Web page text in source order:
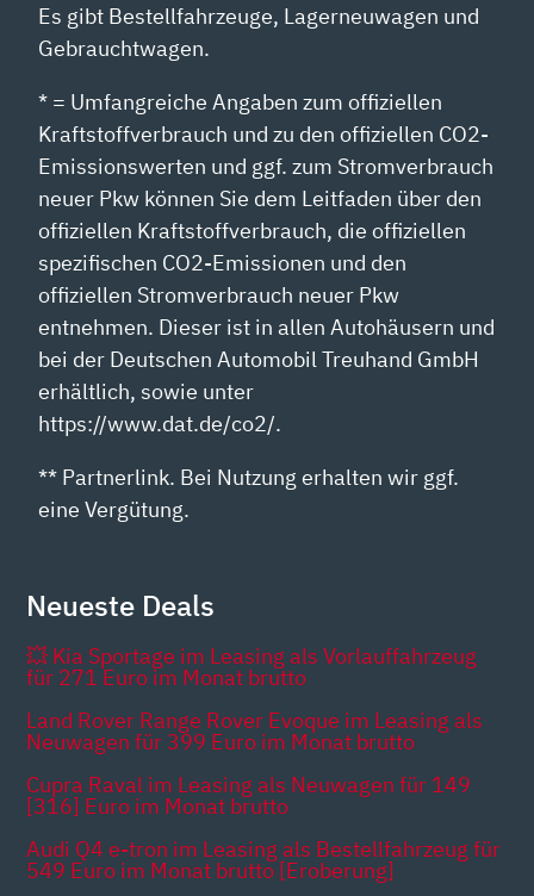
Es gibt Bestellfahrzeuge, Lagerneuwagen und
Gebrauchtwagen.
* = Umfangreiche Angaben zum offiziellen
Kraftstoffverbrauch und zu den offiziellen CO2-
Emissionswerten und ggf. zum Stromverbrauch
neuer Pkw können Sie dem Leitfaden über den
offiziellen Kraftstoffverbrauch, die offiziellen
spezifischen CO2-Emissionen und den
offiziellen Stromverbrauch neuer Pkw
entnehmen. Dieser ist in allen Autohäusern und
bei der Deutschen Automobil Treuhand GmbH
erhältlich, sowie unter
https://www.dat.de/co2/.
** Partnerlink. Bei Nutzung erhalten wir ggf.
eine Vergütung.
Neueste Deals
💥 Kia Sportage im Leasing als Vorlauffahrzeug
für 271 Euro im Monat brutto
Land Rover Range Rover Evoque im Leasing als
Neuwagen für 399 Euro im Monat brutto
Cupra Raval im Leasing als Neuwagen für 149
[316] Euro im Monat brutto
Audi Q4 e-tron im Leasing als Bestellfahrzeug für
549 Euro im Monat brutto [Eroberung]